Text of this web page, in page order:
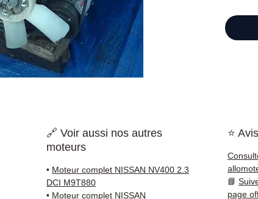
⭐
?
✅
🔗 Voir aussi nos autres
moteurs
• Moteur complet NISSAN NV400 2.3
DCI M9T880
• Moteur complet NISSAN
⭐
📘
page